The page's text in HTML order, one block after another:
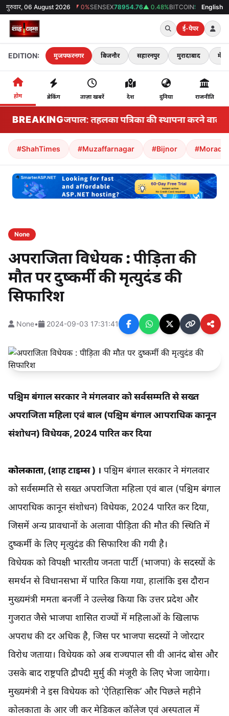
गुरुवार, 06 August 2026
GOLD ₹0▼ 0%SENSEX78954.76▲ 0.48%BITCOIN$64410▲ 0.4%English
ई-पेपर
EDITION: मुजफ्फरनगर बिजनौर सहारनपुर मुरादाबाद मेरठ
होम ब्रेकिंग ताज़ा खबरें देश दुनिया राजनीति
BREAKING
तरूण तेजपाल: तहलका पत्रिका की स्थापना करने वाले
#ShahTimes #Muzaffarnagar #Bijnor
None
अपराजिता विधेयक : पीड़िता की
मौत पर दुष्कर्मी की मृत्युदंड की
सिफारिश
None• 2024-09-03 17:31:41
पश्चिम बंगाल सरकार ने मंगलवार को सर्वसम्मति से सख्त
अपराजिता महिला एवं बाल (पश्चिम बंगाल आपराधिक कानून
संशोधन) विधेयक, 2024 पारित कर दिया
कोलकाता, (शाह टाइम्स) । पश्चिम बंगाल सरकार ने मंगलवार
को सर्वसम्मति से सख्त अपराजिता महिला एवं बाल (पश्चिम बंगाल
आपराधिक कानून संशोधन) विधेयक, 2024 पारित कर दिया,
जिसमें अन्य प्रावधानों के अलावा पीड़िता की मौत की स्थिति में
दुष्कर्मी के लिए मृत्युदंड की सिफारिश की गयी है।
विधेयक को विपक्षी भारतीय जनता पार्टी (भाजपा) के सदस्यों के
समर्थन से विधानसभा में पारित किया गया, हालांकि इस दौरान
मुख्यमंत्री ममता बनर्जी ने उल्लेख किया कि उत्तर प्रदेश और
गुजरात जैसे भाजपा शासित राज्यों में महिलाओं के खिलाफ
अपराध की दर अधिक है, जिस पर भाजपा सदस्यों ने जोरदार
विरोध जताया। विधेयक को अब राज्यपाल सी वी आनंद बोस और
उसके बाद राष्ट्रपति द्रौपदी मुर्मु की मंजूरी के लिए भेजा जायेगा।
मुख्यमंत्री ने इस विधेयक को ‘ऐतिहासिक’ और पिछले महीने
कोलकाता के आर जी कर मेडिकल कॉलेज एवं अस्पताल में